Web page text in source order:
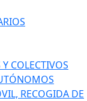
COLECTIVOS
RECOGIDA DE